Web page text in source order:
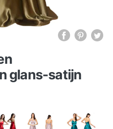
glans-satijn